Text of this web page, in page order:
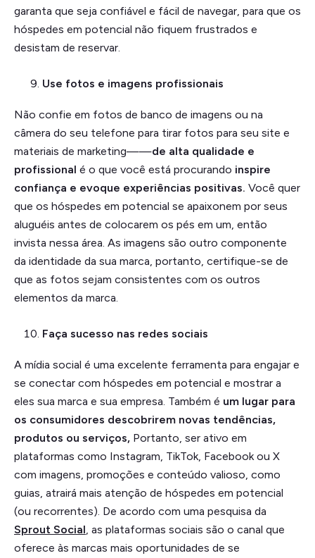
garanta que seja confiável e fácil de navegar, para que os
hóspedes em potencial não fiquem frustrados e
desistam de reservar.
Use fotos e imagens profissionais
Não confie em fotos de banco de imagens ou na
câmera do seu telefone para tirar fotos para seu site e
materiais de marketing——de alta qualidade e
profissional é o que você está procurando inspire
confiança e evoque experiências positivas. Você quer
que os hóspedes em potencial se apaixonem por seus
aluguéis antes de colocarem os pés em um, então
invista nessa área. As imagens são outro componente
da identidade da sua marca, portanto, certifique-se de
que as fotos sejam consistentes com os outros
elementos da marca.
Faça sucesso nas redes sociais
A mídia social é uma excelente ferramenta para engajar e
se conectar com hóspedes em potencial e mostrar a
eles sua marca e sua empresa. Também é um lugar para
os consumidores descobrirem novas tendências,
produtos ou serviços, Portanto, ser ativo em
plataformas como Instagram, TikTok, Facebook ou X
com imagens, promoções e conteúdo valioso, como
guias, atrairá mais atenção de hóspedes em potencial
(ou recorrentes). De acordo com uma pesquisa da
Sprout Social, as plataformas sociais são o canal que
oferece às marcas mais oportunidades de se